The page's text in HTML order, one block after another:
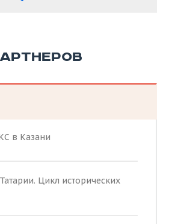
в Казани
Цикл исторических